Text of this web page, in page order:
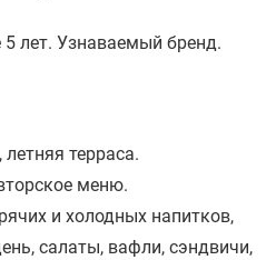
лет. Узнаваемый бренд.
терраса.
меню.
и холодных напитков,
салаты, вафли, сэндвичи,